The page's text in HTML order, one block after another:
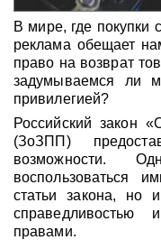
В мире, где покупки
реклама обещает
право на возврат
задумываемся ли
привилегией?
Российский закон
(ЗоЗПП)
возможности.
воспользоваться
статьи закона, но
справедливостью
правами.